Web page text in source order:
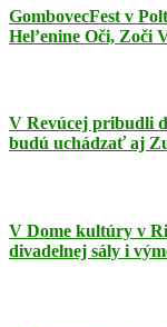
GombovecFest v
Hel’enine Oči, Zoči
V Revúcej pribudli
budú uchádzať aj
V Dome kultúry v
divadelnej sály i